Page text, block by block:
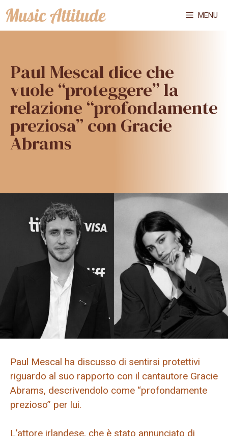
Vai
al
MENU
Paul Mescal dice che
vuole “proteggere” la
relazione “profondamente
preziosa” con Gracie
Abrams
Paul Mescal ha discusso di sentirsi protettivi
riguardo al suo rapporto con il cantautore Gracie
Abrams, descrivendolo come “profondamente
prezioso” per lui.
L’attore irlandese, che è stato annunciato di